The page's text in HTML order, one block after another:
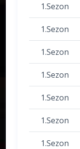
1.Sezon
1.Sezon
1.Sezon
1.Sezon
1.Sezon
1.Sezon
1.Sezon